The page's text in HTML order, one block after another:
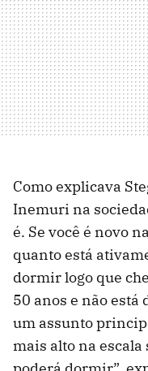
Como explicava
Inemuri na
é. Se você é novo
quanto está
dormir logo que
50 anos e não
um assunto
mais alto na